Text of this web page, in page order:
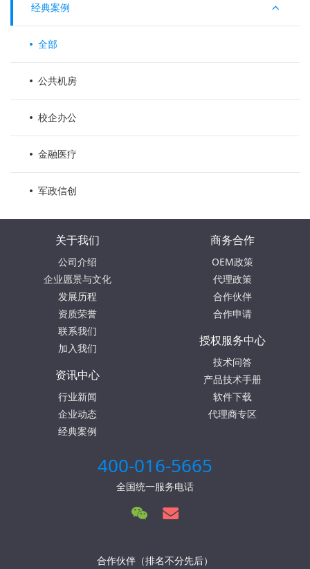
经典案例
全部
公共机房
校企办公
金融医疗
军政信创
关于我们
公司介绍
企业愿景与文化
发展历程
资质荣誉
联系我们
加入我们
商务合作
OEM政策
代理政策
合作伙伴
合作申请
授权服务中心
技术问答
产品技术手册
软件下载
代理商专区
资讯中心
行业新闻
企业动态
经典案例
400-016-5665
全国统一服务电话
合作伙伴（排名不分先后）